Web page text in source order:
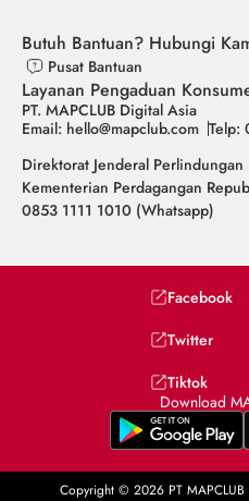
Butuh Bantuan? Hubungi
Pusat Bantuan
Layanan Pengaduan
PT. MAPCLUB Digital Asia
Email: hello@mapclub.com Telp:
Direktorat Jenderal
Kementerian Perdagangan
0853 1111 1010 (Whatsapp)
Facebook
Twitter
Tiktok
Download
Copyright © 2026 PT